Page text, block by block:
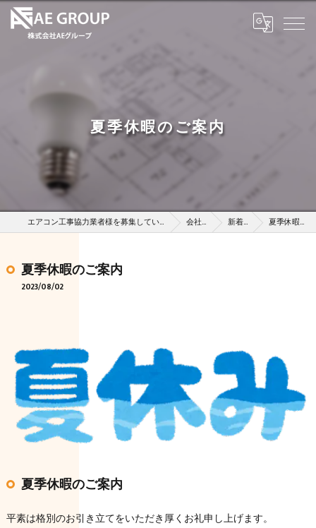
夏季休暇のご案内
エアコン工事協力業者様を募集している株式会社AEグループ 会社概要 新着情報 夏季休暇のご案内
夏季休暇のご案内
2023/08/02
夏季休暇のご案内
平素は格別のお引き立てをいただき厚くお礼申し上げます。